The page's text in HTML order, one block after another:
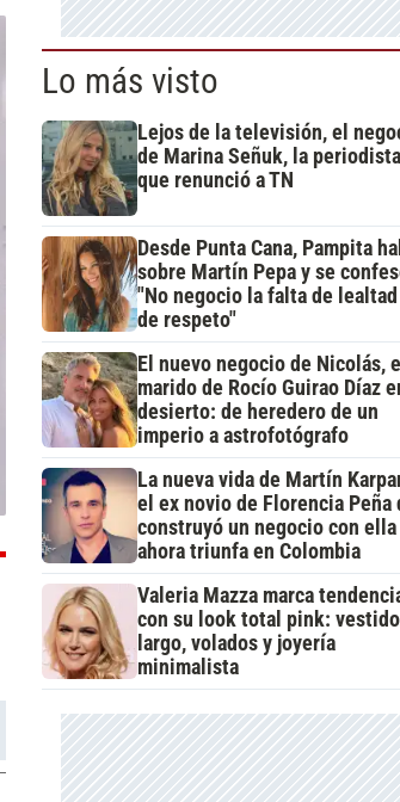
Lo más visto
Lejos de la televisión, el
de Marina Señuk, la periodista
que renunció a TN
Desde Punta Cana, Pampita
sobre Martín Pepa y se
"No negocio la falta de
de respeto"
El nuevo negocio de Nicolás, el
marido de Rocío Guirao Díaz
desierto: de heredero de un
imperio a astrofotógrafo
La nueva vida de Martín
el ex novio de Florencia Peña
construyó un negocio con ella
ahora triunfa en Colombia
Valeria Mazza marca
con su look total pink: vestido
largo, volados y joyería
minimalista